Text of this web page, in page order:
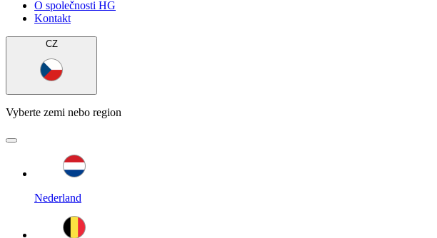
O společnosti HG
Kontakt
CZ
Vyberte zemi nebo region
Nederland